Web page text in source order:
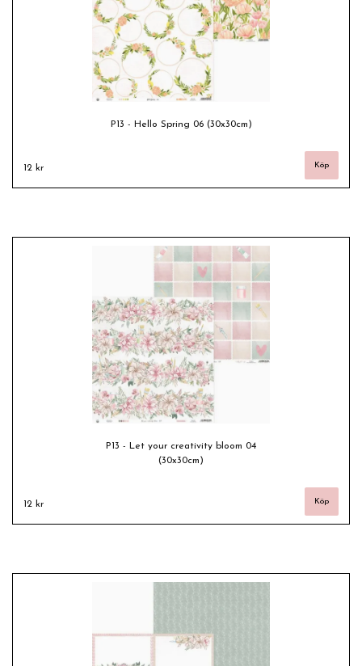
P13 - Hello Spring 06 (30x30cm)
12 kr
P13 - Let your creativity bloom 04
(30x30cm)
12 kr